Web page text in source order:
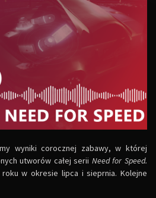
wyniki corocznej zabawy, w której
utworów całej serii Need for Speed.
w okresie lipca i sieprnia. Kolejne